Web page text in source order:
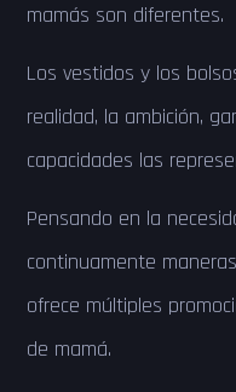
mamás son diferentes.
Los vestidos y los
realidad, la ambición,
capacidades las
Pensando en la
continuamente
ofrece múltiples
de mamá.